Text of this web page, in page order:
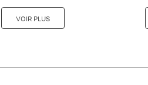
VOIR PLUS